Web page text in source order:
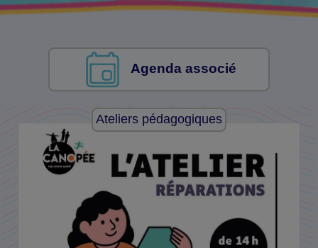
Agenda associé
Ateliers pédagogiques
Musique, chant